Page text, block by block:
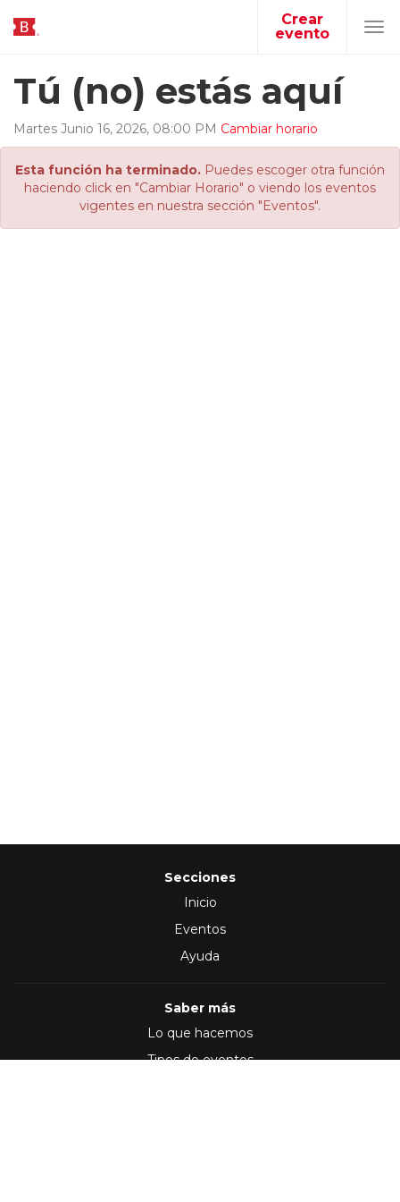
Crear
evento
Tú (no) estás aquí
Martes Junio 16, 2026, 08:00 PM Cambiar horario
Esta función ha terminado. Puedes escoger otra función
haciendo click en "Cambiar Horario" o viendo los eventos
vigentes en nuestra sección "Eventos".
Secciones
Inicio
Eventos
Ayuda
Saber más
Lo que hacemos
Tipos de eventos